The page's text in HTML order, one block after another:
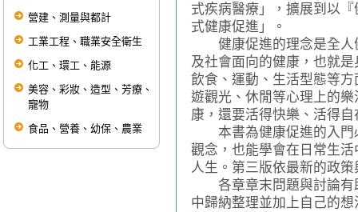
營建、測量與都計
工業工程、職業安全衛生
化工、環工、能源
美容、彩妝、造型、芳療、
寵物
食品、營養、幼保、農業
式疾病醫療」，擴展到以
式健康促進」。
健康促進的理念是全人
及社會面向的健康，也就
飲食、運動、生活型態等
遊觀光、休閒等心理上的
康，還要活得快樂、活得自
本書為健康促進的入門
觀念，也能學會在日常生
人生。第三版依最新的政
各章章末問題與討論有
中歸納整理並加上自己的